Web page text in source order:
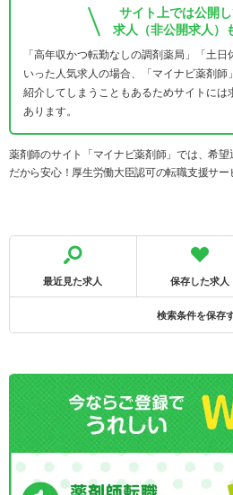
サイト上では公開
求人（非公開求人）
「高年収かつ転勤なしの調剤薬局」「土
いった人気求人の場合、「マイナビ薬剤
紹介してしまうこともあるためサイトには
あります。
薬剤師のサイト「マイナビ薬剤師」では、希
だから安心！厚生労働大臣認可の転職支援サー
最近見た求人 保存した求人
検索条件を保存